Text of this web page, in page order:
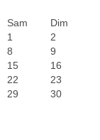
Sam
Dim
1
2
8
9
15
16
22
23
29
30